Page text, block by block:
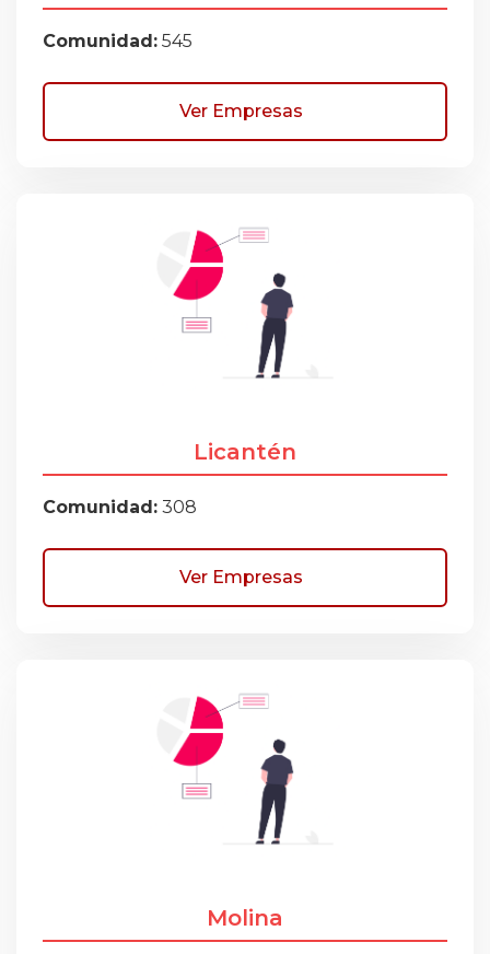
Comunidad: 545
Ver Empresas
Licantén
Comunidad: 308
Ver Empresas
Molina